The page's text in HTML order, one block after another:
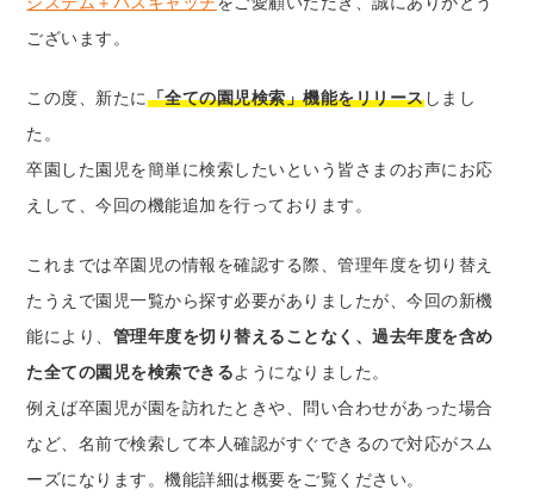
ございます。
この度、新たに「全ての園児検索」機能をリリースしまし
た。
卒園した園児を簡単に検索したいという皆さまのお声にお応
えして、今回の機能追加を行っております。
これまでは卒園児の情報を確認する際、管理年度を切り替え
たうえで園児一覧から探す必要がありましたが、今回の新機
能により、 管理年度を切り替えることなく、過去年度を含め
た全ての園児を検索できるようになりました。
例えば卒園児が園を訪れたときや、問い合わせがあった場合
など、名前で検索して本人確認がすぐできるので対応がスム
ーズになります。機能詳細は概要をご覧ください。